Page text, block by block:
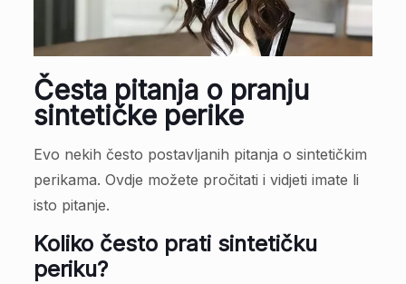
Česta pitanja o pranju
sintetičke perike
Evo nekih često postavljanih pitanja o sintetičkim
perikama. Ovdje možete pročitati i vidjeti imate li
isto pitanje.
Koliko često prati sintetičku
periku?